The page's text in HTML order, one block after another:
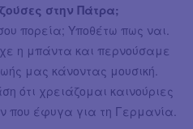
στην Πάτρα;
πορεία; Υποθέτω πως ναι.
η μπάντα και περνούσαμε
μας κάνοντας μουσική.
ότι χρειάζομαι καινούριες
που έφυγα για τη Γερμανία.